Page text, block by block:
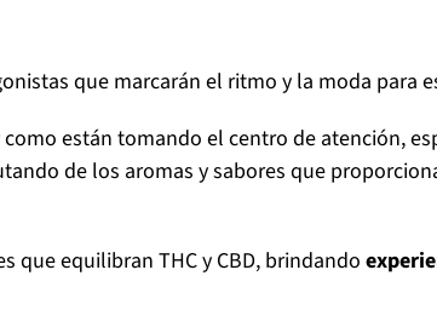
que marcarán el ritmo y la moda para
están tomando el centro de atención,
de los aromas y sabores que
que equilibran THC y CBD, brindando